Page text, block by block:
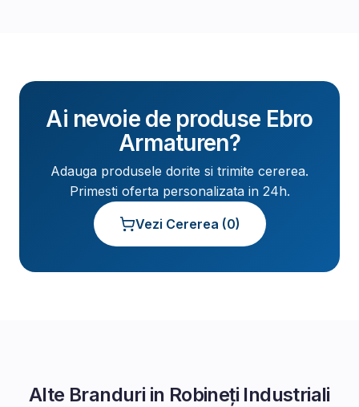
Ai nevoie de produse Ebro
Armaturen?
Adauga produsele dorite si trimite cererea.
Primesti oferta personalizata in 24h.
Vezi Cererea (0)
Alte Branduri in Robineți Industriali